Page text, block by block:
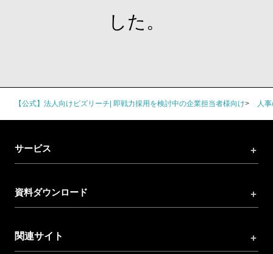
【公式】法人向けビズリーチ| 即戦力採用を検討中の企業担当者様向け 人
した。
サービス
資料ダウンロード
関連サイト